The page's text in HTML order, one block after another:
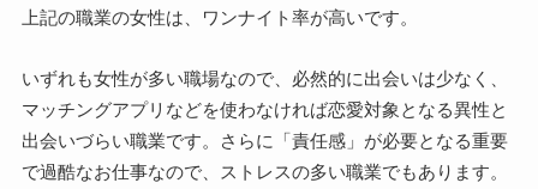
上記の職業の女性は、ワンナイト率が高いです。
いずれも女性が多い職場なので、必然的に出会いは少なく、
マッチングアプリなどを使わなければ恋愛対象となる異性と
出会いづらい職業です。さらに「責任感」が必要となる重要
で過酷なお仕事なので、ストレスの多い職業でもあります。